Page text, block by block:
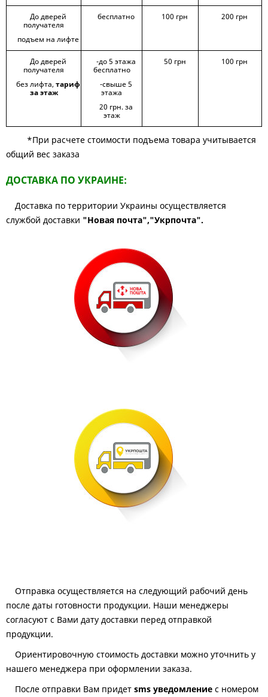
До дверей
получателя
подъем на лифте
бесплатно 100 грн 200 грн
До дверей
получателя
без лифта, тариф
за этаж
-до 5 этажа
бесплатно
-свыше 5
этажа
20 грн. за
этаж
50 грн 100 грн
*При расчете стоимости подъема товара учитывается
общий вес заказа
ДОСТАВКА ПО УКРАИНЕ:
Доставка по территории Украины осуществляется
службой доставки "Новая почта","Укрпочта".
Отправка осуществляется на следующий рабочий день
после даты готовности продукции. Наши менеджеры
согласуют с Вами дату доставки перед отправкой
продукции.
Ориентировочную стоимость доставки можно уточнить у
нашего менеджера при оформлении заказа.
После отправки Вам придет sms уведомление с номером